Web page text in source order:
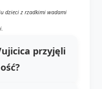
dzieci z rzadkimi wadami
przyjęli